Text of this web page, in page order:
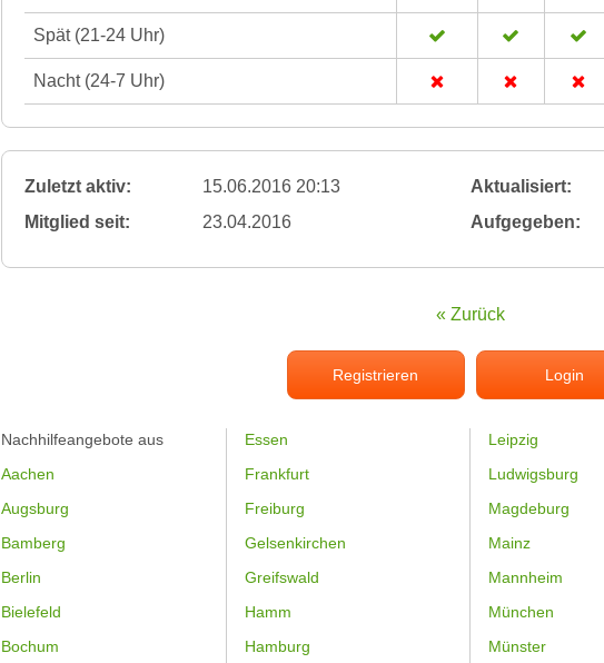
Spät (21-24 Uhr)
Nacht (24-7 Uhr)
Zuletzt aktiv: 15.06.2016 20:13 Aktualisiert:
Mitglied seit:
23.04.2016 Aufgegeben:
« Zurück
Registrieren Login
Nachhilfeangebote aus
Aachen
Augsburg
Bamberg
Berlin
Bielefeld
Bochum
Essen
Frankfurt
Freiburg
Gelsenkirchen
Greifswald
Hamm
Hamburg
Leipzig
Ludwigsburg
Magdeburg
Mainz
Mannheim
München
Münster